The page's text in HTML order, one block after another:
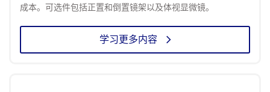
成本。可选件包括正置和倒置镜架以及体视显微镜。
学习更多内容